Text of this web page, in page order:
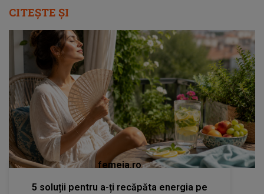
CITEȘTE ȘI
femeia.ro
5 soluții pentru a-ți recăpăta energia pe